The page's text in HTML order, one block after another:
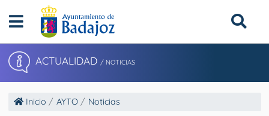
ACTUALIDAD / NOTICIAS
Inicio AYTO Noticias